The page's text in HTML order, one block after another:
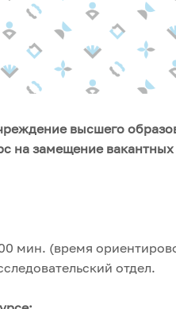
высшего
на замещение
мин. (время
отдел.